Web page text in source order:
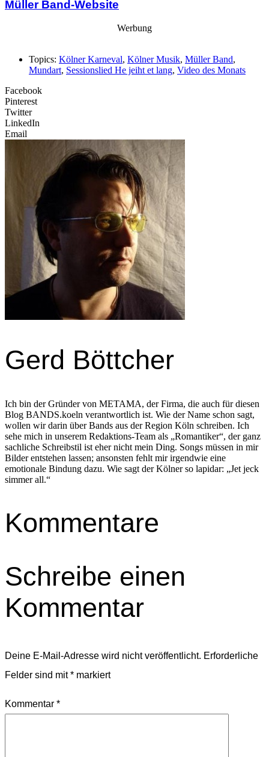
Müller Band-Website
Werbung
Topics: Kölner Karneval, Kölner Musik, Müller Band,
Mundart, Sessionslied He jeiht et lang, Video des Monats
Facebook
Pinterest
Twitter
LinkedIn
Email
Gerd Böttcher
Ich bin der Gründer von METAMA, der Firma, die auch für diesen
Blog BANDS.koeln verantwortlich ist. Wie der Name schon sagt,
wollen wir darin über Bands aus der Region Köln schreiben. Ich
sehe mich in unserem Redaktions-Team als „Romantiker“, der ganz
sachliche Schreibstil ist eher nicht mein Ding. Songs müssen in mir
Bilder entstehen lassen; ansonsten fehlt mir irgendwie eine
emotionale Bindung dazu. Wie sagt der Kölner so lapidar: „Jet jeck
simmer all.“
Kommentare
Schreibe einen
Kommentar
Deine E-Mail-Adresse wird nicht veröffentlicht. Erforderliche
Felder sind mit* markiert
Kommentar *